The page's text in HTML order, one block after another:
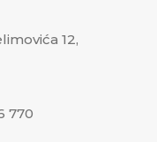
12,
770